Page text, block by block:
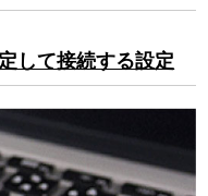
して接続する設定